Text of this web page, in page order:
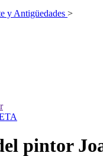
y Antigüedades >
pintor